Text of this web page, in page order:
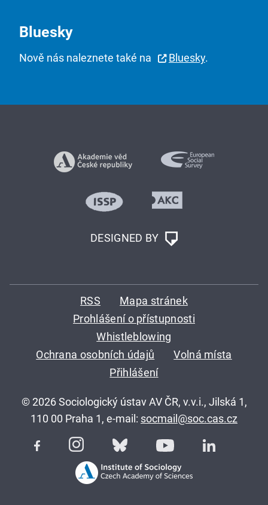
Bluesky
Nově nás naleznete také na Bluesky.
DESIGNED BY
RSS
Mapa stránek
Prohlášení o přístupnosti
Whistleblowing
Ochrana osobních údajů
Volná místa
Přihlášení
© 2026 Sociologický ústav AV ČR, v.v.i., Jilská 1,
110 00 Praha 1, e-mail: socmail@soc.cas.cz